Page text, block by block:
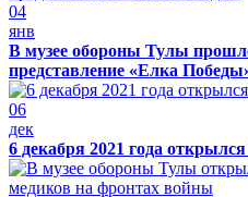
04
янв
В музее обороны Тулы
представление «Елка
06
дек
6 декабря 2021 года